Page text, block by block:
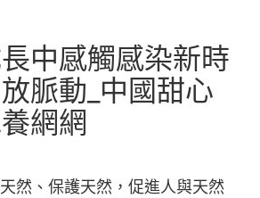
中感觸感染新時
脈動_中國甜心
網網
然、保護天然，促進人與天然